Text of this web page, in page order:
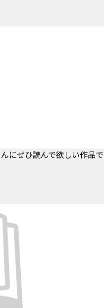
にぜひ読んで欲しい作品で